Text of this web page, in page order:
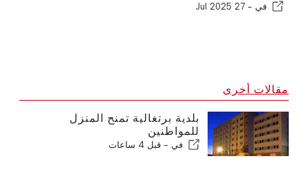
في - 27 Jul 2025
مقالات أخرى
بلدية برتغالية تمنح المنزل
للمواطنين
في - قبل 4 ساعات